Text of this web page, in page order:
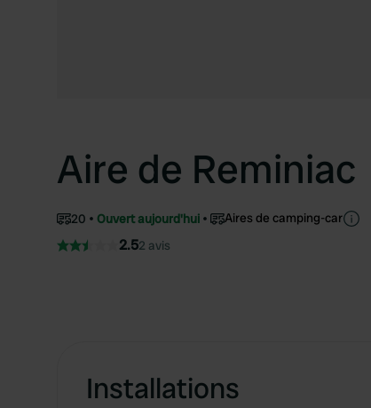
Aire de Reminiac
20 Ouvert aujourd'hui Aires de camping-car
2.52 avis
Installations